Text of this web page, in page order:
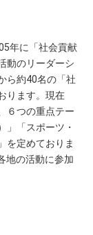
年に「社会貢献
動のリーダーシ
ら約40名の「社
ります。現在
６つの重点テー
」「スポーツ・
を定めておりま
地の活動に参加